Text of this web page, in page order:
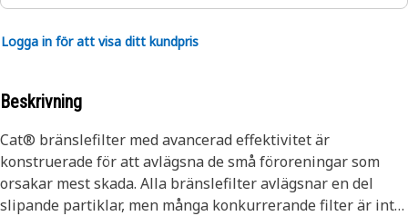
Logga in för att visa ditt kundpris
Beskrivning
Cat® bränslefilter med avancerad effektivitet är
konstruerade för att avlägsna de små föroreningar som
orsakar mest skada. Alla bränslefilter avlägsnar en del
slipande partiklar, men många konkurrerande filter är inte